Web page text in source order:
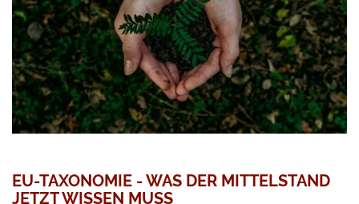
EU-TAXONOMIE - WAS DER MITTELSTAND
JETZT WISSEN MUSS